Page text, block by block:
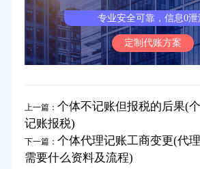
专业安全可靠，信息0泄
定制代账方案
上一篇： 个体不记账但报税的后果(
记账报税)
下一篇： 个体代理记账工商变更(代
需要什么资料及流程)